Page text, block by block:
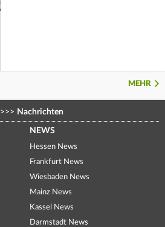
MEHR
>>> Nachrichten
NEWS
Hessen News
Frankfurt News
Wiesbaden News
Mainz News
Kassel News
Darmstadt News